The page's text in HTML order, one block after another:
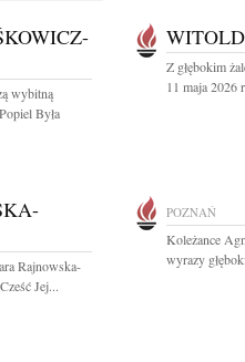
wybitną
Była
Z głębokim
11 maja 2026
Rajnowska-
Jej...
POZNAŃ
Koleżance
wyrazy